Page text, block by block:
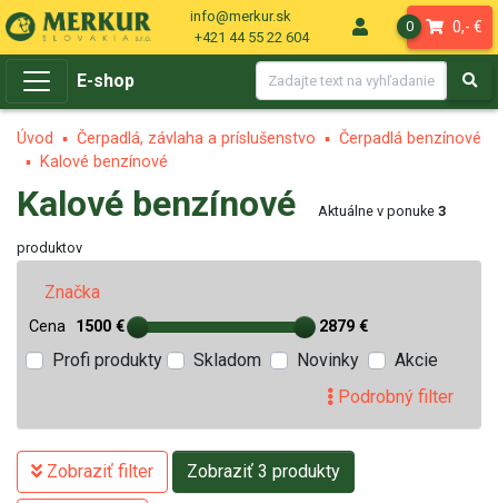
info@merkur.sk
+421 44 55 22 604
0 0,- €
E-shop
Úvod Čerpadlá, závlaha a príslušenstvo
Čerpadlá benzínové
Kalové benzínové
Kalové benzínové Aktuálne v ponuke 3
produktov
Značka
Cena 1500 € 2879 €
Profi produkty Skladom Novinky
Akcie
Podrobný filter
Zobraziť filter Zobraziť 3 produkty